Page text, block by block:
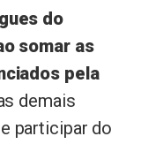
do
somar as
pela
demais
participar do